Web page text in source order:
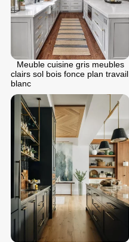
Meuble cuisine gris meubles
clairs sol bois fonce plan travail
blanc